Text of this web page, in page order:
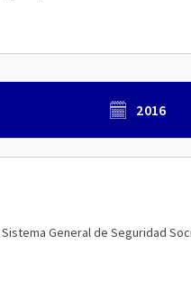
2016
General de Seguridad